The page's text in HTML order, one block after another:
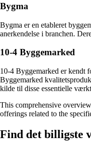
Bygma
Bygma er en etableret
anerkendelse i branchen.
10-4 Byggemarked
10-4 Byggemarked er kendt
Byggemarked
kilde til disse essentielle
This comprehensive
offerings related to the
Find det billigste